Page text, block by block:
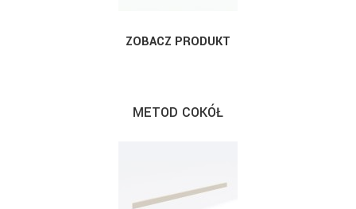
ZOBACZ PRODUKT
METOD COKÓŁ